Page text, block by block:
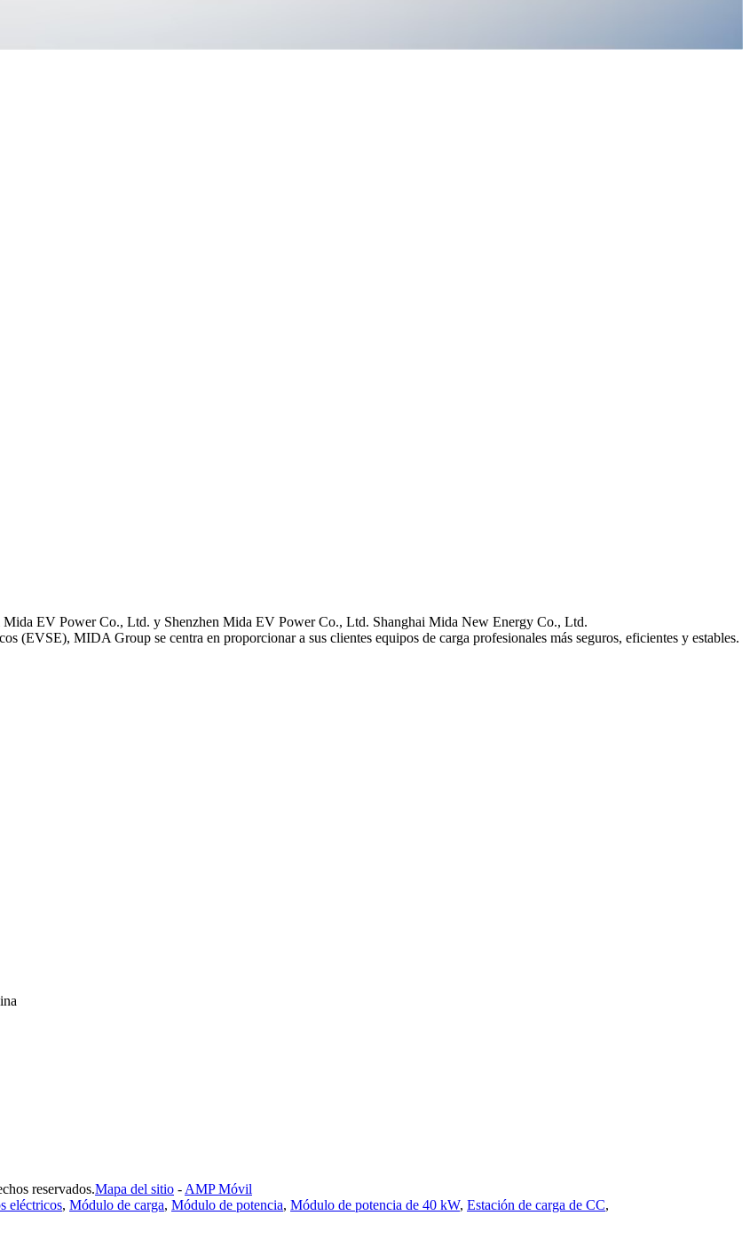
EV Power Co., Ltd. y Shenzhen Mida EV Power Co., Ltd. Shanghai Mida New Energy Co., Ltd.
(EVSE), MIDA Group se centra en proporcionar a sus clientes equipos de carga profesionales más seguros, eficientes y estables.
reservados.Mapa del sitio - AMP Móvil
eléctricos, Módulo de carga, Módulo de potencia, Módulo de potencia de 40 kW, Estación de carga de CC,